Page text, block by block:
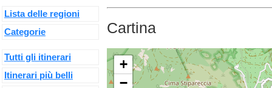
Cartina
+
−
Lista delle regioni
Categorie
Tutti gli itinerari
Itinerari più belli